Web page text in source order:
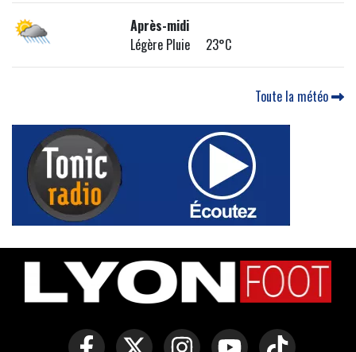
Après-midi
Légère Pluie 23°C
Toute la météo